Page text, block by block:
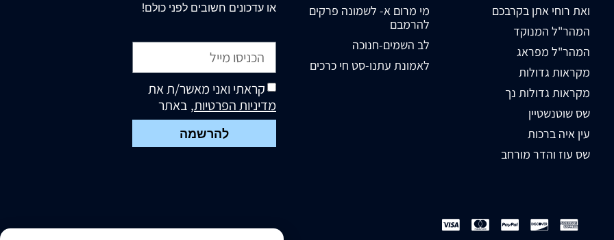
ואת רוחי אתן בקרבכם
המהר"ל המנוקד
המהר"ל מפראג
מקראות גדולות
מקראות גדולות נך
שס שוטנשטיין
עין איה ברכות
שס עוז והדר מורחב
מי מרום א- לשמונה פרקים
להרמבם
לב השמים-חנוכה
לאמונת עתנו-סט חי כרכים
או עדכונים חשובים לפני כולם!
קראתי ואני מאשר/ת את
מדיניות הפרטיות, באתר
להרשמה